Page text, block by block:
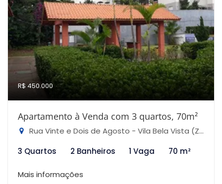
R$ 450.000
Apartamento à Venda com 3 quartos, 70m²
Rua Vinte e Dois de Agosto - Vila Bela Vista (Zona Norte), São Paulo-SP
3 Quartos
2 Banheiros 1 Vaga 70 m²
Mais informações